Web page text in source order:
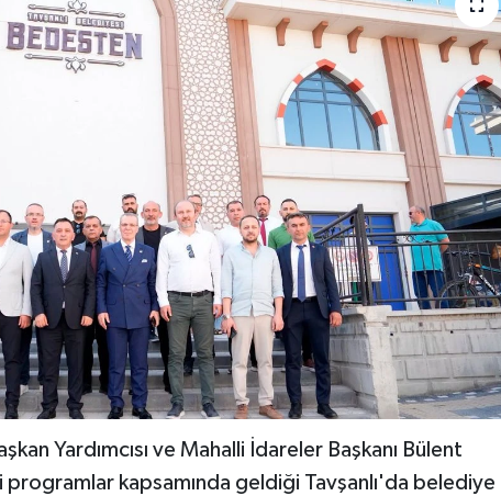
Yardımcısı ve Mahalli İdareler Başkanı Bülent
kapsamında geldiği Tavşanlı'da belediye